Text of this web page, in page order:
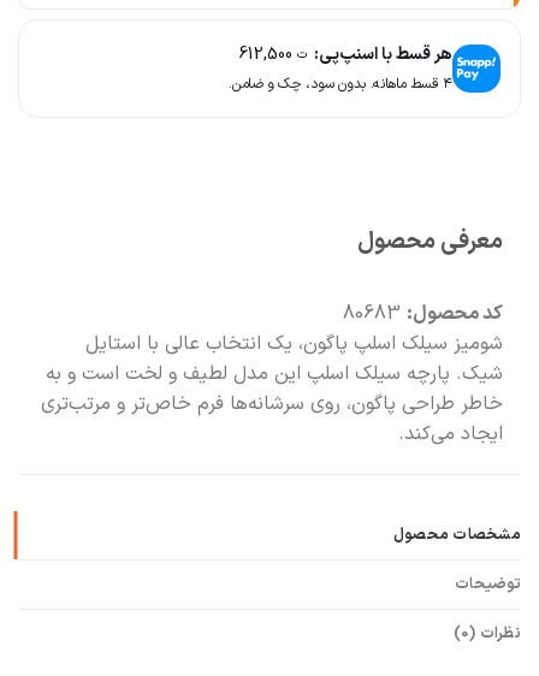
🚚سریع به دستت می‌رسه
هر قسط با اسنپ‌پی: ت612,500
۴ قسط ماهانه. بدون سود، چک و ضامن.
معرفی محصول
کد محصول: 80683
شومیز سیلک اسلپ پاگون، یک انتخاب عالی با استایل
شیک. پارچه سیلک اسلپ این مدل لطیف و لخت است و به
خاطر طراحی پاگون، روی سرشانه‌ها فرم خاص‌تر و مرتب‌تری
ایجاد می‌کند.
مشخصات محصول
توضیحات
نظرات (0)